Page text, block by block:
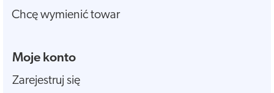
Chcę wymienić towar
Moje konto
Zarejestruj się